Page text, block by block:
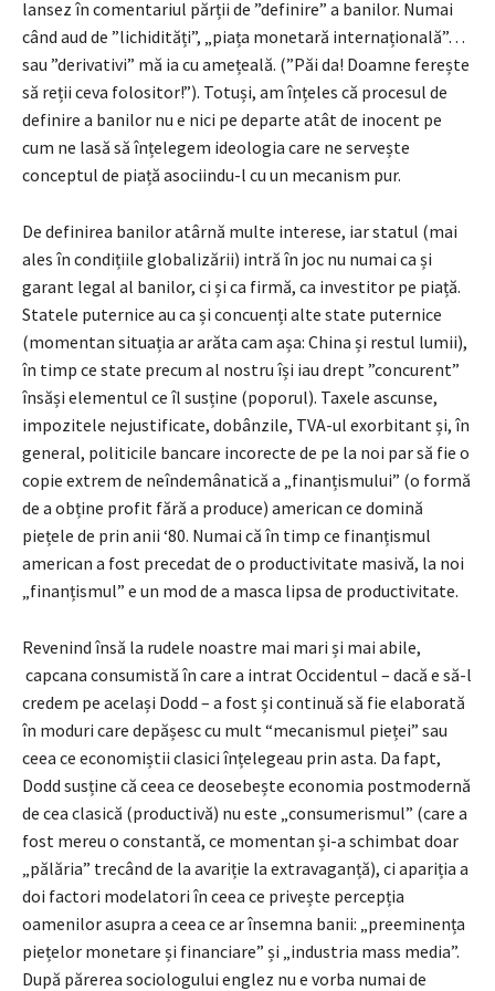
lansez în comentariul părții de ”definire” a banilor. Numai
când aud de ”lichidități”, „piața monetară internațională”…
sau ”derivativi” mă ia cu amețeală. (”Păi da! Doamne ferește
să reții ceva folositor!”). Totuși, am înțeles că procesul de
definire a banilor nu e nici pe departe atât de inocent pe
cum ne lasă să înțelegem ideologia care ne servește
conceptul de piață asociindu-l cu un mecanism pur.
De definirea banilor atârnă multe interese, iar statul (mai
ales în condițiile globalizării) intră în joc nu numai ca și
garant legal al banilor, ci și ca firmă, ca investitor pe piață.
Statele puternice au ca și concuenți alte state puternice
(momentan situația ar arăta cam așa: China și restul lumii),
în timp ce state precum al nostru își iau drept ”concurent”
însăși elementul ce îl susține (poporul). Taxele ascunse,
impozitele nejustificate, dobânzile, TVA-ul exorbitant și, în
general, politicile bancare incorecte de pe la noi par să fie o
copie extrem de neîndemânatică a „finanțismului” (o formă
de a obține profit fără a produce) american ce domină
piețele de prin anii ‘80. Numai că în timp ce finanțismul
american a fost precedat de o productivitate masivă, la noi
„finanțismul” e un mod de a masca lipsa de productivitate.
Revenind însă la rudele noastre mai mari și mai abile,
capcana consumistă în care a intrat Occidentul – dacă e să-l
credem pe același Dodd – a fost și continuă să fie elaborată
în moduri care depășesc cu mult “mecanismul pieței” sau
ceea ce economiștii clasici înțelegeau prin asta. Da fapt,
Dodd susține că ceea ce deosebește economia postmodernă
de cea clasică (productivă) nu este „consumerismul” (care a
fost mereu o constantă, ce momentan și-a schimbat doar
„pălăria” trecând de la avariție la extravaganță), ci apariția a
doi factori modelatori în ceea ce privește percepția
oamenilor asupra a ceea ce ar însemna banii: „preeminența
piețelor monetare și financiare” și „industria mass media”.
După părerea sociologului englez nu e vorba numai de